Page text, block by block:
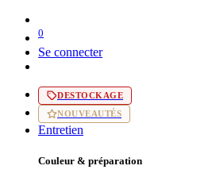
0
Se connecter
DESTOCKAGE
NOUVEAUTÉS
Entretien
Couleur & préparation